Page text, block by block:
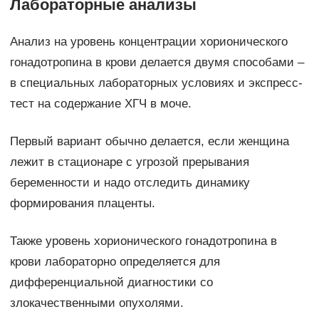
Лабораторные анализы
Анализ на уровень концентрации хорионического
гонадотропина в крови делается двумя способами –
в специальных лабораторных условиях и экспресс-
тест на содержание ХГЧ в моче.
Первый вариант обычно делается, если женщина
лежит в стационаре с угрозой прерывания
беременности и надо отследить динамику
формирования плаценты.
Также уровень хорионического гонадотропина в
крови лабораторно определяется для
дифференциальной диагностики со
злокачественными опухолями.